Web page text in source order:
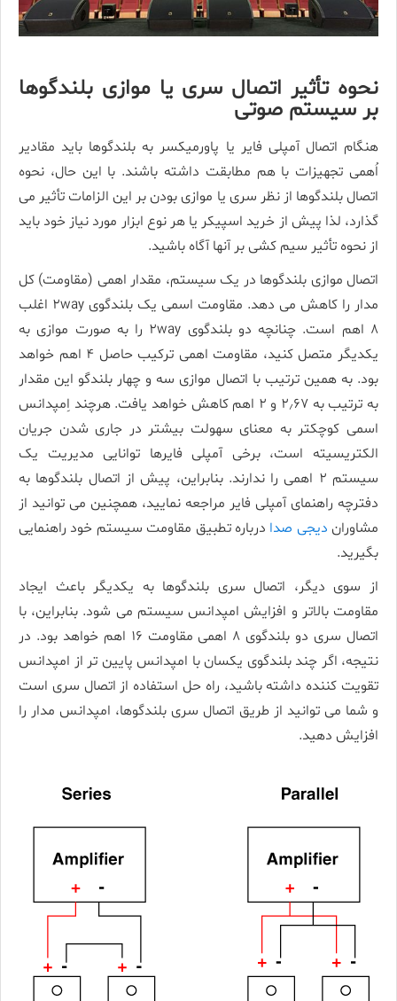
نحوه تأثیر اتصال سری یا موازی بلندگوها
بر سیستم صوتی
هنگام اتصال آمپلی فایر یا پاورمیکسر به بلندگوها باید مقادیر
اُهمی تجهیزات با هم مطابقت داشته باشند. با این حال، نحوه
اتصال بلندگوها از نظر سری یا موازی بودن بر این الزامات تأثیر می
­گذارد، لذا پیش از خرید اسپیکر یا هر نوع ابزار مورد نیاز خود باید
از نحوه تأثیر سیم­ کشی بر آنها آگاه باشید.
اتصال موازی بلندگوها در یک سیستم، مقدار اهمی (مقاومت) کل
مدار را کاهش می دهد. مقاومت اسمی یک بلندگوی ۲way اغلب
۸ اهم است. چنانچه دو بلندگوی ۲way را به صورت موازی به
یکدیگر متصل کنید، مقاومت اهمی ترکیب حاصل ۴ اهم خواهد
بود. به همین ترتیب با اتصال موازی سه و چهار بلندگو این مقدار
به ترتیب به ۲٫۶۷ و ۲ اهم کاهش خواهد یافت. هرچند اِمپدانس
اسمی کوچکتر به معنای سهولت بیشتر در جاری شدن جریان
الکتریسیته است، برخی آمپلی فایرها توانایی مدیریت یک
سیستم ۲ اهمی را ندارند. بنابراین، پیش از اتصال بلندگوها به
دفترچه راهنمای آمپلی فایر مراجعه نمایید، همچنین می توانید از
مشاوران دیجی صدا درباره تطبیق مقاومت سیستم خود راهنمایی
بگیرید.
از سوی دیگر، اتصال سری بلندگوها به یکدیگر باعث ایجاد
مقاومت بالاتر و افزایش امپدانس سیستم می شود. بنابراین، با
اتصال سری دو بلندگوی ۸ اهمی مقاومت ۱۶ اهم خواهد بود. در
نتیجه، اگر چند بلندگوی یکسان با امپدانس پایین­ تر از امپدانس
تقویت کننده داشته باشید، راه­ حل استفاده از اتصال سری است
و شما می­ توانید از طریق اتصال سری بلندگوها، امپدانس مدار را
افزایش دهید.